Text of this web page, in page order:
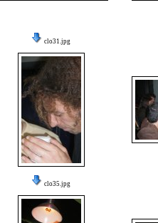
clo31.jpg
clo35.jpg